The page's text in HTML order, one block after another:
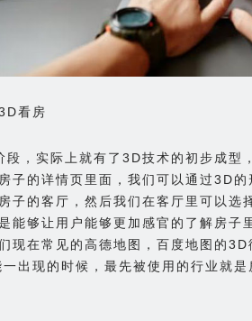
看房
段，实际上就有了3D技术的初步成型
子的详情页里面，我们可以通过3D
子的客厅，然后我们在客厅里可以选
能够让用户能够更加感官的了解房子
现在常见的高德地图，百度地图的
出现的时候，最先被使用的行业就是